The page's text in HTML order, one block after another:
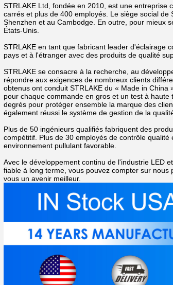
STRLAKE Ltd, fondée en 2010, est une entreprise
carrés et plus de 400 employés. Le siège social
Shenzhen et au Cambodge. En outre, pour mieux
États-Unis.
STRLAKE en tant que fabricant leader d'éclairage
pays et à l'étranger avec des produits de qualité
STRLAKE se consacre à la recherche, au
répondre aux exigences de nombreux clients
obtenus ont conduit STRLAKE du « Made in
pour chaque commande en gros et un test à
degrés pour protéger ensemble la marque des
également réussi le système de gestion de la
Plus de 50 ingénieurs qualifiés fabriquent des
compétitif. Plus de 30 employés de contrôle
environnement pullulant favorable.
Avec le développement continu de l'industrie LED
fiable à long terme, vous pouvez compter sur
vous un avenir meilleur.